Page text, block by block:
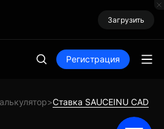
Загрузить
Регистрация
>Ставка SAUCEINU CAD